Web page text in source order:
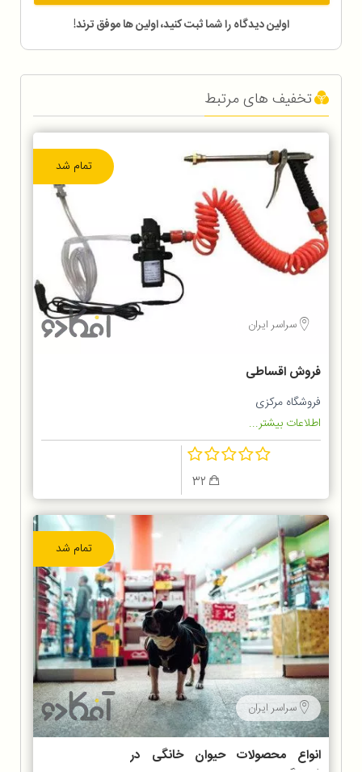
اولین دیدگاه را شما ثبت کنید، اولین ها موفق ترند!
تخفیف های مرتبط
تمام شد
سراسر ایران
فروش اقساطی
فروشگاه مرکزی
اطلاعات بیشتر...
تمام شد
سراسر ایران
انواع محصولات حیوان خانگی در